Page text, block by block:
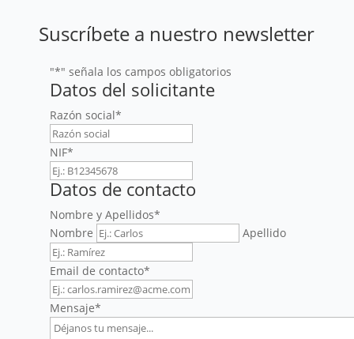
Suscríbete a nuestro newsletter
"*" señala los campos obligatorios
Datos del solicitante
Razón social*
NIF*
Datos de contacto
Nombre y Apellidos*
Nombre
Apellido
Email de contacto*
Mensaje*